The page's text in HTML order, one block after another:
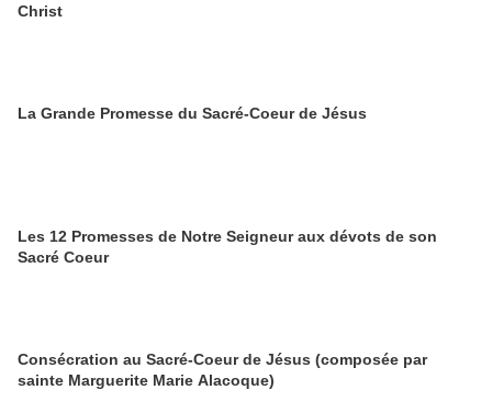
Christ
La Grande Promesse du Sacré-Coeur de Jésus
Les 12 Promesses de Notre Seigneur aux dévots de son
Sacré Coeur
Consécration au Sacré-Coeur de Jésus (composée par
sainte Marguerite Marie Alacoque)